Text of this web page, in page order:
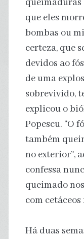
queimaduras
que eles
bombas ou
certeza, que
devidos ao
de uma
sobrevivido,
explicou o
Popescu. “O
também
no exterior”,
confessa
queimado
com
Há duas